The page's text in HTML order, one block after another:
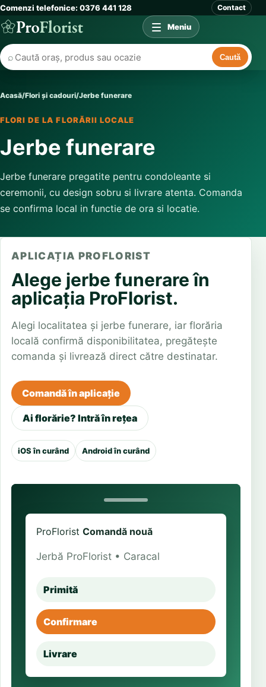
Comenzi telefonice: 0376 441 128 Contact
⌕ Caută
Meniu
Acasă/Flori și cadouri/Jerbe funerare
FLORI DE LA FLORĂRII LOCALE
Jerbe funerare
Jerbe funerare pregatite pentru condoleante si
ceremonii, cu design sobru si livrare atenta. Comanda
se confirma local in functie de ora si locatie.
APLICAȚIA PROFLORIST
Alege jerbe funerare în
aplicația ProFlorist.
Alegi localitatea și jerbe funerare, iar florăria
locală confirmă disponibilitatea, pregătește
comanda și livrează direct către destinatar.
Comandă în aplicație
Ai florărie? Intră în rețea
iOS în curând Android în curând
ProFlorist Comandă nouă
Jerbă ProFlorist • Caracal
Primită
Confirmare
Livrare